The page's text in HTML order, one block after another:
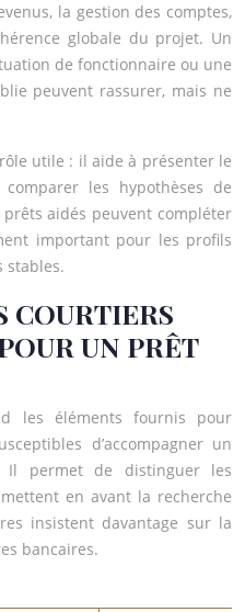
la gestion des comptes,
globale du projet. Un
de fonctionnaire ou une
peuvent rassurer, mais ne
utile : il aide à présenter le
les hypothèses de
aidés peuvent compléter
important pour les profils
stables.
COURTIERS
UN PRÊT
les éléments fournis pour
d’accompagner un
Il permet de distinguer les
en avant la recherche
insistent davantage sur la
bancaires.